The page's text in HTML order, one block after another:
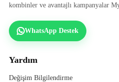
kombinler ve avantajlı kampanyalar
WhatsApp Destek
Yardım
Değişim Bilgilendirme